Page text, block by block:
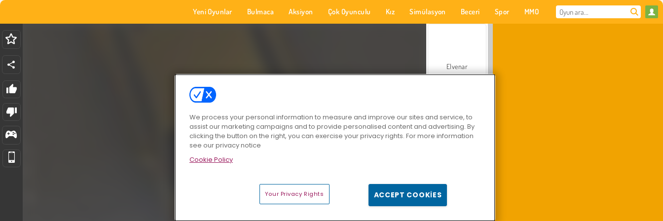
Yeni Oyunlar Bulmaca Aksiyon Çok Oyunculu Kız Simülasyon Beceri Spor MMO
Elvenar
We process your personal information to measure and improve our sites and service, to
assist our marketing campaigns and to provide personalised content and advertising. By
clicking the button on the right, you can exercise your privacy rights. For more information
see our privacy notice
Cookie Policy
Your Privacy Rights ACCEPT COOKIES